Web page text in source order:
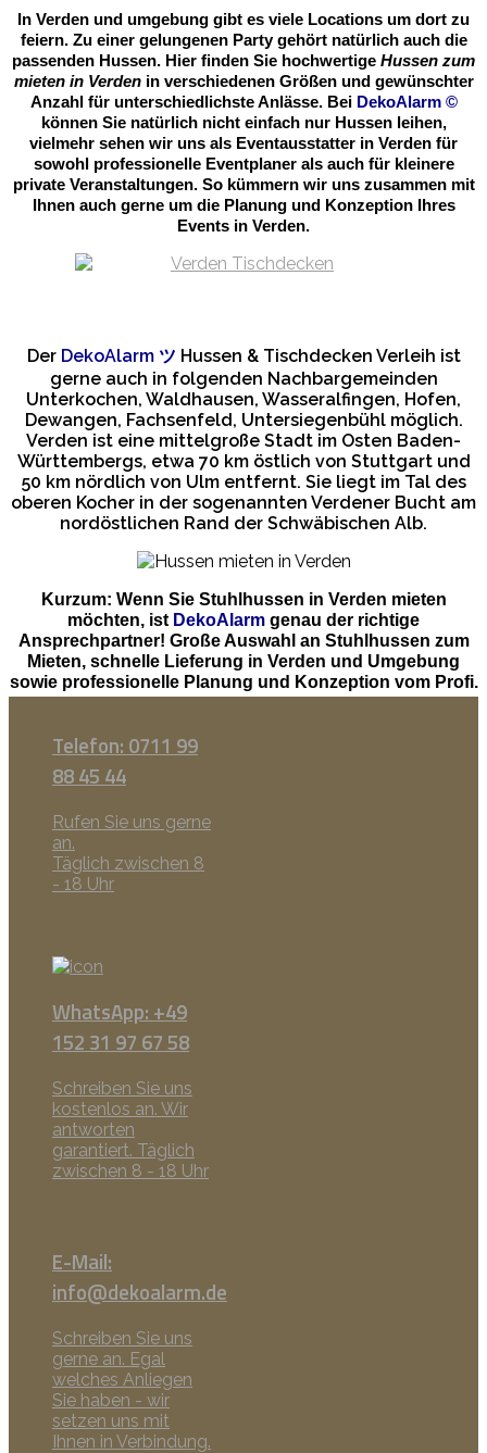
In Verden und umgebung gibt es viele Locations um dort zu
feiern. Zu einer gelungenen Party gehört natürlich auch die
passenden Hussen. Hier finden Sie hochwertige Hussen zum
mieten in Verdenin verschiedenen Größen und gewünschter
Anzahl für unterschiedlichste Anlässe. Bei DekoAlarm ©
können Sie natürlich nicht einfach nur Hussen leihen,
vielmehr sehen wir uns als Eventausstatter in Verden für
sowohl professionelle Eventplaner als auch für kleinere
private Veranstaltungen. So kümmern wir uns zusammen mit
Ihnen auch gerne um die Planung und Konzeption Ihres
Events in Verden.
Der DekoAlarm ツ Hussen & Tischdecken Verleih ist
gerne auch in folgenden Nachbargemeinden
Unterkochen, Waldhausen, Wasseralfingen, Hofen,
Dewangen, Fachsenfeld, Untersiegenbühl möglich.
Verden ist eine mittelgroße Stadt im Osten Baden-
Württembergs, etwa 70 km östlich von Stuttgart und
50 km nördlich von Ulm entfernt. Sie liegt im Tal des
oberen Kocher in der sogenannten Verdener Bucht am
nordöstlichen Rand der Schwäbischen Alb.
Kurzum: Wenn Sie Stuhlhussen in Verden mieten
möchten, ist DekoAlarm genau der richtige
Ansprechpartner! Große Auswahl an Stuhlhussen zum
Mieten, schnelle Lieferung in Verden und Umgebung
sowie professionelle Planung und Konzeption vom Profi.
Telefon: 0711 99
88 45 44
Rufen Sie uns gerne
an.
Täglich zwischen 8
- 18 Uhr
WhatsApp: +49
152 31 97 67 58
Schreiben Sie uns
kostenlos an. Wir
antworten
garantiert. Täglich
zwischen 8 - 18 Uhr
E-Mail:
info@dekoalarm.de
Schreiben Sie uns
gerne an. Egal
welches Anliegen
Sie haben - wir
setzen uns mit
Ihnen in Verbindung.